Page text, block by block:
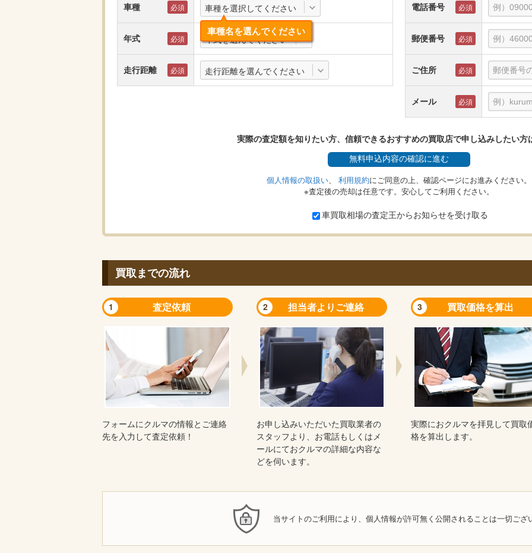
車種 車種を選択してください
車種名を選んでください
年式 年式を選んでください
走行距離 走行距離を選んでください
電話番号
郵便番号
ご住所
メール
実際の査定額を知りたい方、信頼できるおすすめの買取店で申し込みしたい方
無料申込内容の確認に進む
個人情報の取扱い、 利用規約にご同意の上、確認ページにお進みください。
※査定後の売却は任意です。安心してご利用ください。
車買取相場の査定王からお知らせを受け取る
買取までの流れ
1 査定依頼
フォームにクルマの情報とご連絡
先を入力して査定依頼！
2 担当者よりご連絡
お申し込みいただいた買取業者の
スタッフより、お電話もしくはメ
ールにておクルマの詳細な内容な
どを伺います。
3 買取価格を算出
実際におクルマを拝見して買取
格を算出します。
当サイトのご利用により、個人情報が許可無く公開されることは一切ござ